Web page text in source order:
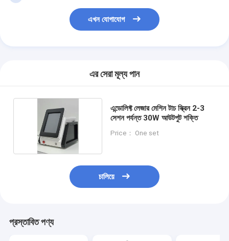
এখন যোগাযোগ
এর সেরা মূল্য পান
এন্ডোলিফ্ট লেজার মেশিন টাচ স্ক্রিন 2-3
সেশন পর্যন্ত 30W আউটপুট শক্তি
Price： One set
চালিয়ে
প্রস্তাবিত পণ্য